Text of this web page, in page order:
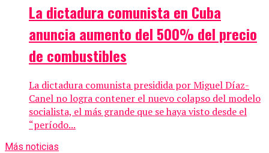
La dictadura comunista en Cuba
anuncia aumento del 500% del precio
de combustibles
La dictadura comunista presidida por Miguel Díaz-
Canel no logra contener el nuevo colapso del modelo
socialista, el más grande que se haya visto desde el
“período...
Más noticias